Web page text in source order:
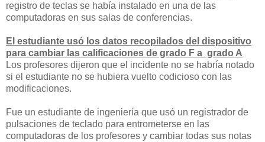
registro de teclas se había instalado en una de las
computadoras en sus salas de conferencias.
El estudiante usó los datos recopilados del dispositivo
para cambiar las calificaciones de grado F a grado A
Los profesores dijeron que el incidente no se habría notado
si el estudiante no se hubiera vuelto codicioso con las
modificaciones.
Fue un estudiante de ingeniería que usó un registrador de
pulsaciones de teclado para entrometerse en las
computadoras de los profesores y cambiar todas sus notas